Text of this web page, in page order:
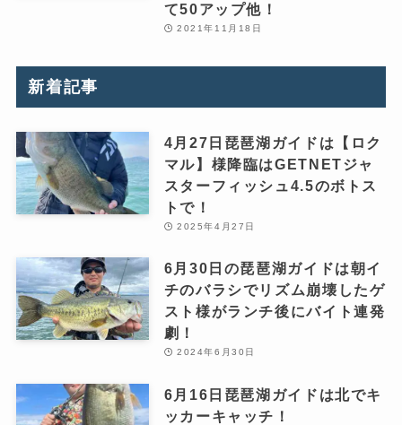
て50アップ他！
2021年11月18日
新着記事
4月27日琵琶湖ガイドは【ロク
マル】様降臨はGETNETジャ
スターフィッシュ4.5のボトス
トで！
2025年4月27日
6月30日の琵琶湖ガイドは朝イ
チのバラシでリズム崩壊したゲ
スト様がランチ後にバイト連発
劇！
2024年6月30日
6月16日琵琶湖ガイドは北でキ
ッカーキャッチ！